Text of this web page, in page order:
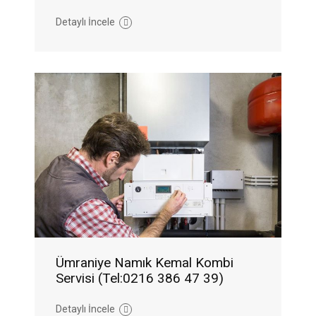
Detaylı İncele
Ümraniye Namık Kemal Kombi
Servisi (Tel:0216 386 47 39)
Detaylı İncele